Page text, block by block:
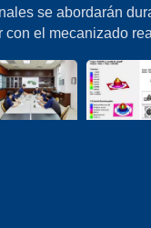
se abordarán
con el mecanizado